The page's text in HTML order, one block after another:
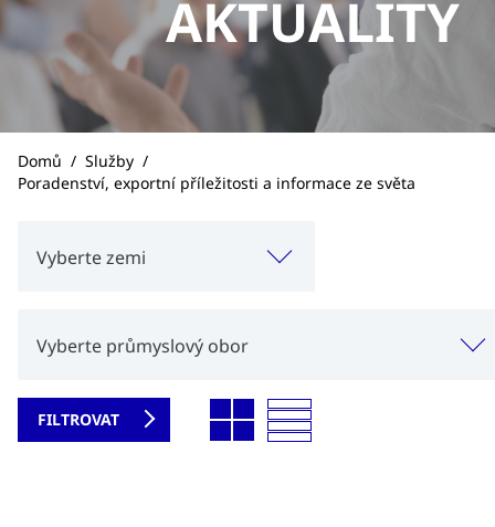
AKTUALITY
Domů / Služby /
Poradenství, exportní příležitosti a informace ze světa
Vyberte zemi
Vyberte průmyslový obor